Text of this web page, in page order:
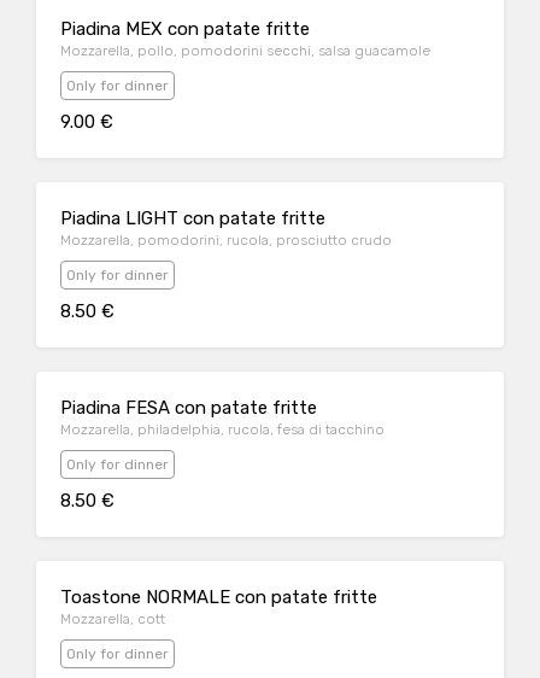
Piadina MEX con patate fritte
Mozzarella, pollo, pomodorini secchi, salsa guacamole
Only for dinner
9.00 €
Piadina LIGHT con patate fritte
Mozzarella, pomodorini, rucola, prosciutto crudo
Only for dinner
8.50 €
Piadina FESA con patate fritte
Mozzarella, philadelphia, rucola, fesa di tacchino
Only for dinner
8.50 €
Toastone NORMALE con patate fritte
Mozzarella, cott
Only for dinner